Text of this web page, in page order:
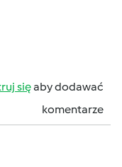
sięaby dodawać
komentarze